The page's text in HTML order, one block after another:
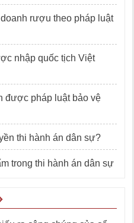
rượu theo pháp luật
nhập quốc tịch Việt
được pháp luật bảo vệ
thi hành án dân sự?
trong thi hành án dân sự